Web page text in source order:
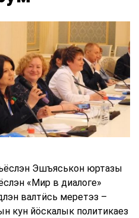
Эшъяськон юртазы
«Мир в диалоге»
валтӥсь меретэз –
кун йӧскалык политикаез